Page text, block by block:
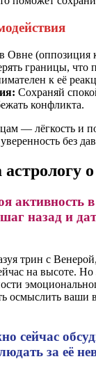
Овне
границы,
к её
Сохраняй
конфликта.
— лёгкость и
без
астрологу
активность
назад и
трин с
на высоте.
осмыслить ваши
сейчас
за её